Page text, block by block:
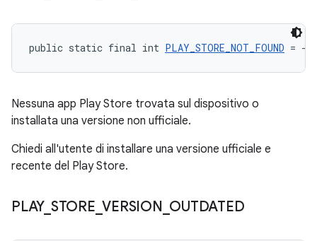
public static final int PLAY_STORE_NOT_FOUND = -2
Nessuna app Play Store trovata sul dispositivo o
installata una versione non ufficiale.
Chiedi all'utente di installare una versione ufficiale e
recente del Play Store.
PLAY_ STORE _VERSION OUTDATED